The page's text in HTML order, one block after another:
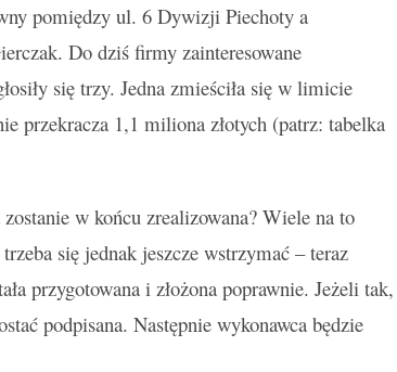
pomiędzy ul. 6 Dywizji Piechoty a
Do dziś firmy zainteresowane
się trzy. Jedna zmieściła się w limicie
przekracza 1,1 miliona złotych (patrz: tabelka
w końcu zrealizowana? Wiele na to
się jednak jeszcze wstrzymać – teraz
przygotowana i złożona poprawnie. Jeżeli tak,
podpisana. Następnie wykonawca będzie